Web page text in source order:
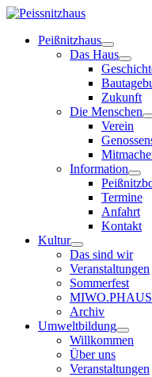
Peißnitzhaus
Das Haus
Zukunft
Die Menschen
Verein
Information
Termine
Anfahrt
Kontakt
Kultur
Das sind wir
Veranstaltungen
Sommerfest
Archiv
Umweltbildung
Willkommen
Über uns
Veranstaltungen